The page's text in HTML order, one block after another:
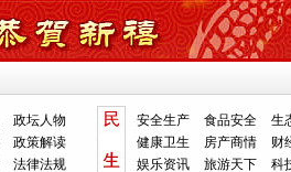
政坛人物
政策解读
法律法规
安全生产 食品安全
生
健康卫生
房产商情
财
娱乐资讯
旅游天下 科